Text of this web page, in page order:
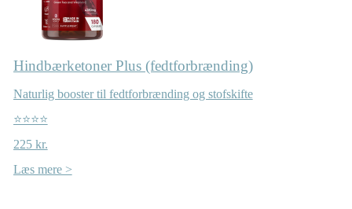
Hindbærketoner Plus (fedtforbrænding)
Naturlig booster til fedtforbrænding og stofskifte
⭐⭐⭐⭐
225 kr.
Læs mere >